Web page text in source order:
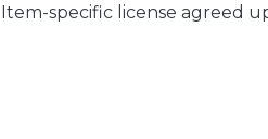
Item-specific license agreed